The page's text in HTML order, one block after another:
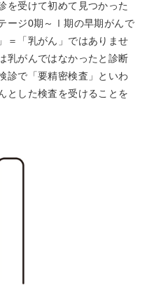
を受けて初めて見つかった
ージ0期～Ⅰ期の早期がんで
＝「乳がん」ではありませ
乳がんではなかったと診断
診で「要精密検査」といわ
とした検査を受けることを